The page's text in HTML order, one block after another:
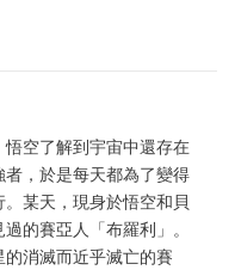
悟空了解到宇宙中還存在
，於是每天都為了變得
某天，現身於悟空和貝
的賽亞人「布羅利」。
消滅而近乎滅亡的賽